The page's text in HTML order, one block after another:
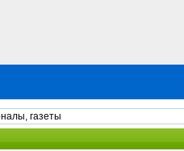
газеты